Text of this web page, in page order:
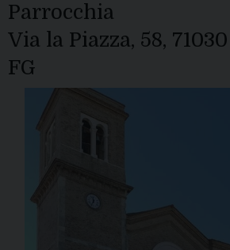
Parrocchia
Via la Piazza, 58,
FG